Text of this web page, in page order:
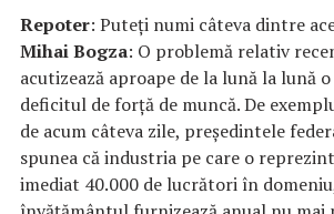
Repoter: Puteți numi câteva dintre
Mihai Bogza: O problemă relativ
acutizează aproape de la lună la lună
deficitul de forță de muncă. De
de acum câteva zile, președintele
spunea că industria pe care o
imediat 40.000 de lucrători în